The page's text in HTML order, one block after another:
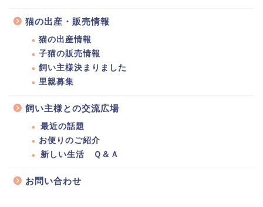
猫の出産・販売情報
猫の出産情報
子猫の販売情報
飼い主様決まりました
里親募集
飼い主様との交流広場
最近の話題
お便りのご紹介
新しい生活 Ｑ＆Ａ
お問い合わせ